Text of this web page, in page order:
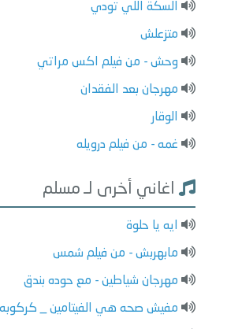
السكة اللي تودي
متزعلش
وحش - من فيلم اكس مراتي
مهرجان بعد الفقدان
الوقار
غمه - من فيلم درويله
اغاني أخرى لـ مسلم
ايه يا حلوة
مابهربش - من فيلم شمس
مهرجان شياطين - مع حوده بندق
مفيش صحه هي الفيتامين _ كركوبه